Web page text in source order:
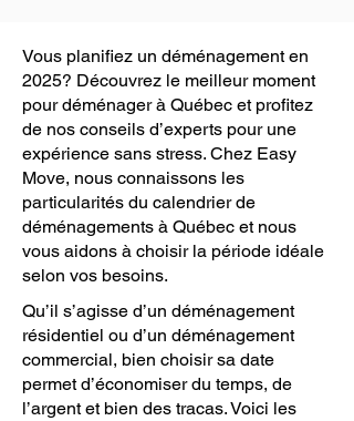
Vous planifiez un déménagement en
2025? Découvrez le meilleur moment
pour déménager à Québec et profitez
de nos conseils d’experts pour une
expérience sans stress. Chez Easy
Move, nous connaissons les
particularités du calendrier de
déménagements à Québec et nous
vous aidons à choisir la période idéale
selon vos besoins.
Qu’il s’agisse d’un déménagement
résidentiel ou d’un déménagement
commercial, bien choisir sa date
permet d’économiser du temps, de
l’argent et bien des tracas. Voici les